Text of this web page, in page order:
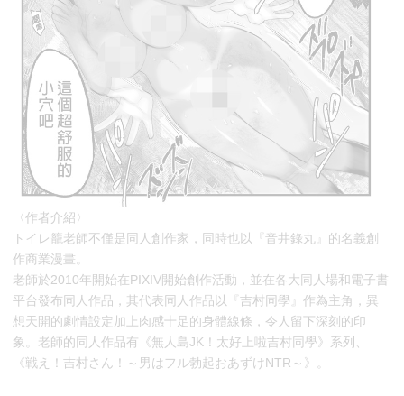
〈作者介紹〉
トイレ籠老師不僅是同人創作家，同時也以『音井錄丸』的名義創
作商業漫畫。
老師於2010年開始在PIXIV開始創作活動，並在各大同人場和電子書
平台發布同人作品，其代表同人作品以『吉村同學』作為主角，異
想天開的劇情設定加上肉感十足的身體線條，令人留下深刻的印
象。老師的同人作品有《無人島JK！太好上啦吉村同學》系列、
《戦え！吉村さん！～男はフル勃起おあずけNTR～》。